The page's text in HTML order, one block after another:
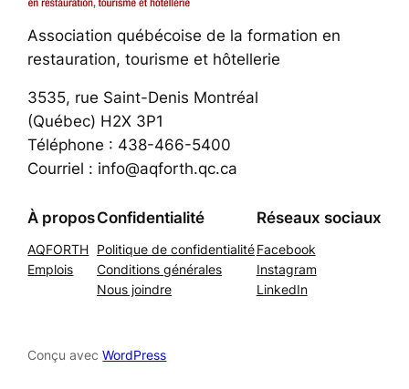
Association québécoise de la formation en
restauration, tourisme et hôtellerie
3535, rue Saint-Denis Montréal
(Québec) H2X 3P1
Téléphone : 438-466-5400
Courriel : info@aqforth.qc.ca
À propos
AQFORTH
Emplois
Confidentialité
Politique de confidentialité
Conditions générales
Nous joindre
Réseaux sociaux
Facebook
Instagram
LinkedIn
Conçu avecWordPress